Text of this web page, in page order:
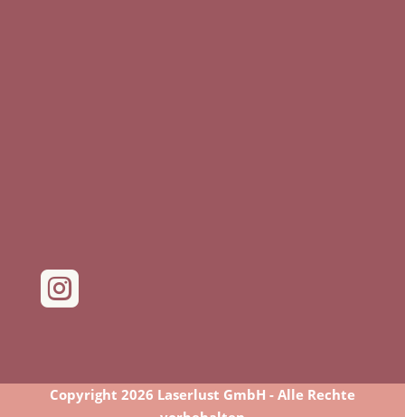

Copyright 2026 Laserlust GmbH - Alle Rechte